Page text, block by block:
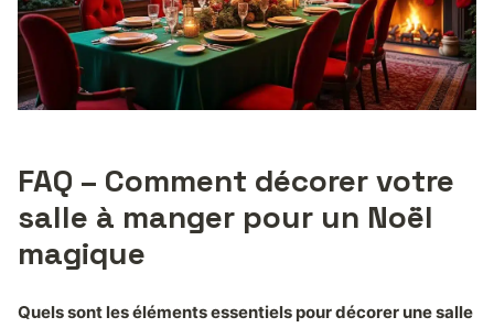
FAQ – Comment décorer votre
salle à manger pour un Noël
magique
Quels sont les éléments essentiels pour décorer une salle